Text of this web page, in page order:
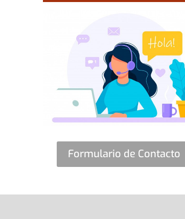
Formulario de Contacto